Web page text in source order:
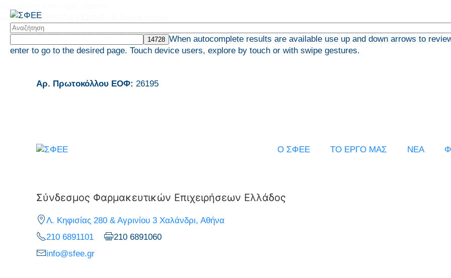
When autocomplete results are available use up and down arrows to
enter to go to the desired page. Touch device users, explore by touch or with swipe gestures.
ΜHNIAIA ΔΕΛΤΙΑ ΠΩΛΗΣ. & Αποθεμάτων
ΑΡΧΙΚΗ
Αρ. Πρωτοκόλλου ΕΟΦ: 26195
Ο ΣΦΕΕ ΤΟ ΕΡΓΟ ΜΑΣ ΝΕΑ
Σύνδεσμος Φαρμακευτικών Επιχειρήσεων Ελλάδος
Λ. Κηφισίας 280 & Αγρινίου 3 Χαλάνδρι, Αθήνα
210 6891101
210 6891060
info@sfee.gr